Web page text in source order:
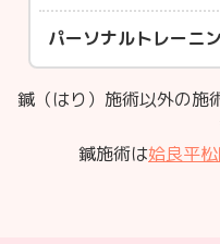
パーソナルトレーニ
鍼（はり）施術以外の施
鍼施術は姶良平